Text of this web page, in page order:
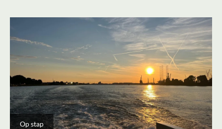
Op stap